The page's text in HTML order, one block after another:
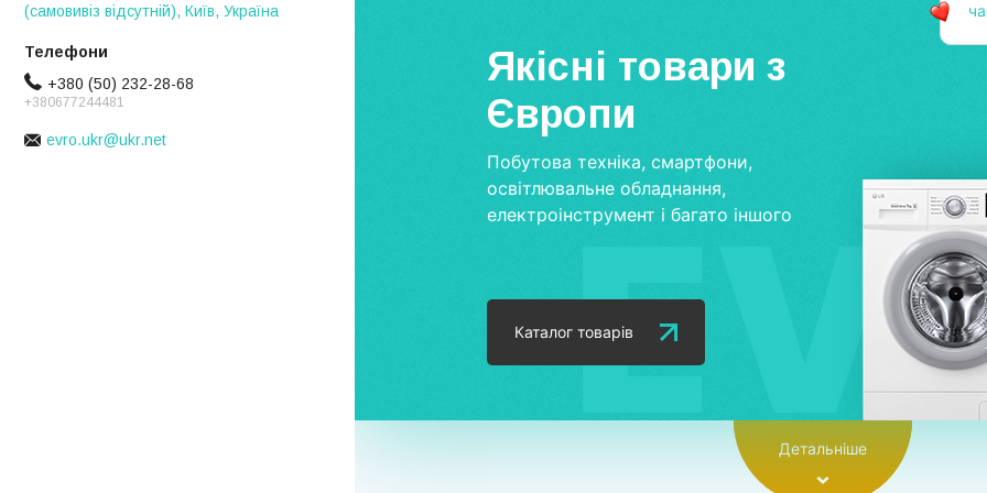
Якісні товари з
Європи
Побутова техніка, смартфони,
освітлювальне обладнання,
електроінструмент і багато іншого
Каталог товарів
Детальніше
(самовивіз відсутній), Київ, Україна
+380 (50) 232-28-68
+380677244481
evro.ukr@ukr.net